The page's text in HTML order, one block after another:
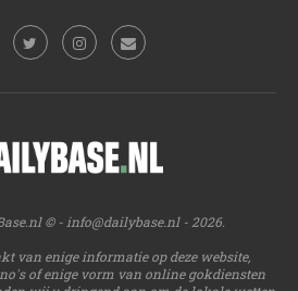
© - info@dailybase.nl- 2026.
van enige informatie op deze website,
of enige vorm van online gokdiensten